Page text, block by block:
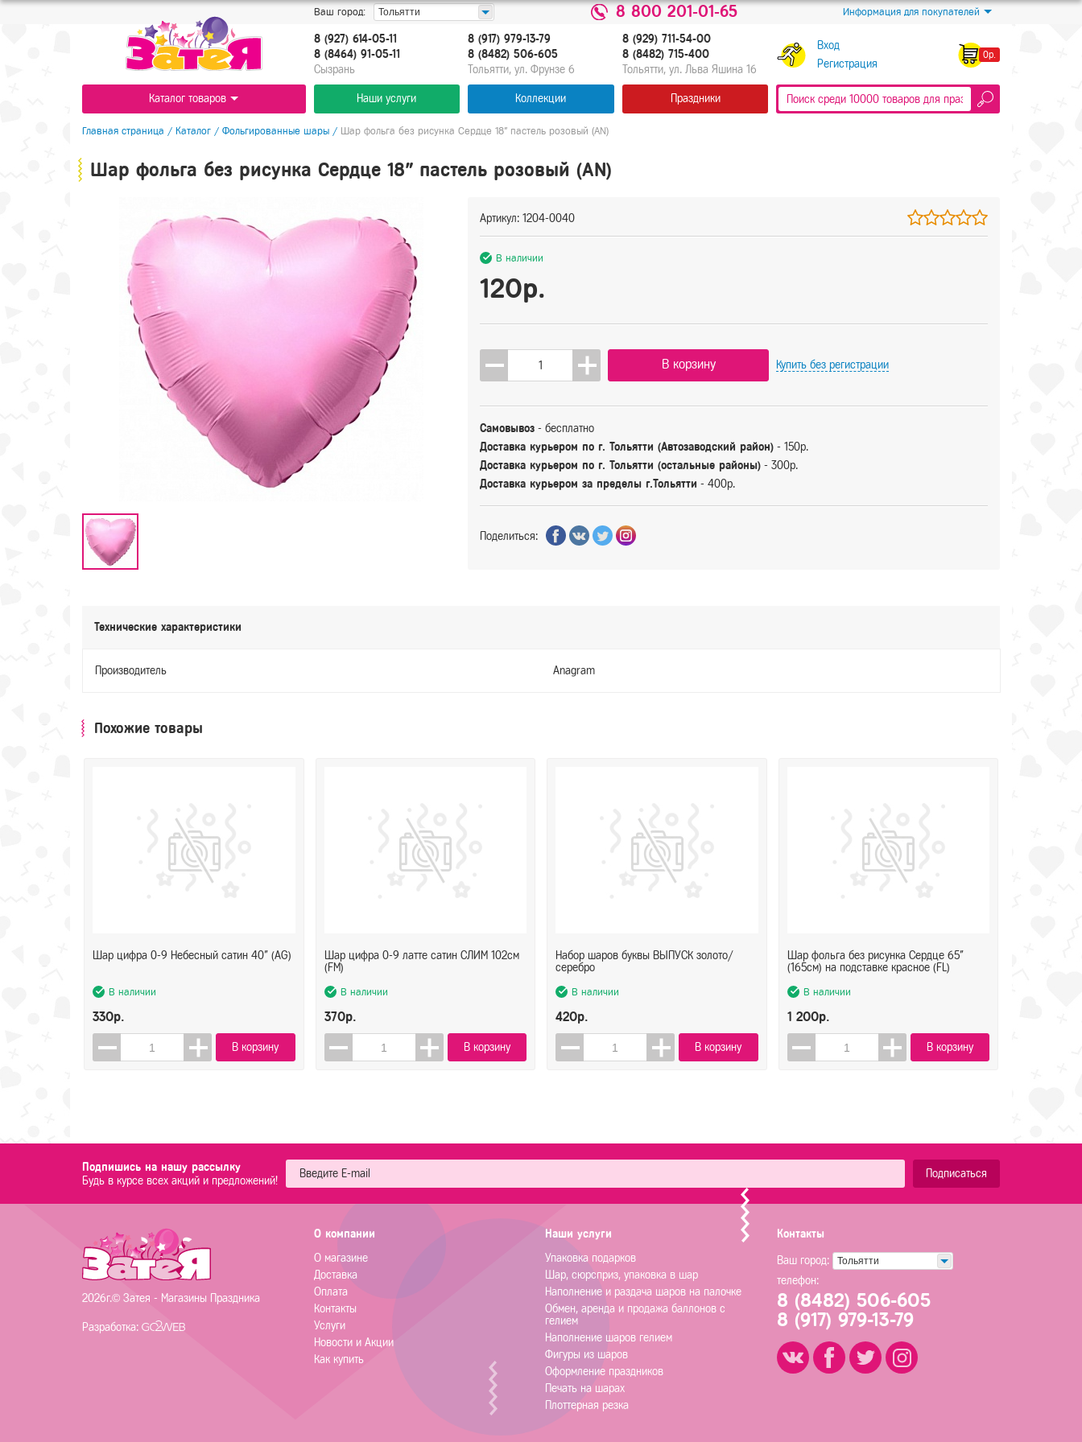
Ваш город: Тольятти 8 800 201-01-65 Информация для покупателей
8 (927) 614-05-11
8 (8464) 91-05-11
Cызрань
8 (917) 979-13-79
8 (8482) 506-605
Тольятти, ул. Фрунзе 6
8 (929) 711-54-00
8 (8482) 715-400
Тольятти, ул. Льва Яшина 16
Вход
Регистрация
0р.
Каталог товаров Наши услуги Коллекции Праздники
Главная страница / Каталог / Фольгированные шары / Шар фольга без рисунка Сердце 18" пастель розовый (AN)
Шар фольга без рисунка Сердце 18" пастель розовый (AN)
Артикул: 1204-0040
В наличии
120р.
В корзину Купить без регистрации
Самовывоз - бесплатно
Доставка курьером по г. Тольятти (Автозаводский район) - 150р.
Доставка курьером по г. Тольятти (остальные районы) - 300р.
Доставка курьером за пределы г.Тольятти - 400р.
Поделиться:
Технические характеристики
Производитель Anagram
Похожие товары
Шар цифра 0-9 Небесный сатин 40" (AG)
В наличии
330р.
В корзину
Шар цифра 0-9 латте сатин СЛИМ 102см
(FM)
В наличии
370р.
В корзину
Набор шаров буквы ВЫПУСК золото/
серебро
В наличии
420р.
В корзину
Шар фольга без рисунка Сердце 65"
(165см) на подставке красное (FL)
В наличии
1 200р.
В корзину
Подпишись на нашу рассылку
Будь в курсе всех акций и предложений!
Подписаться
Контакты
Ваш город: Тольятти
телефон:
8 (8482) 506-605
8 (917) 979-13-79
О компании
О магазине
Доставка
Оплата
Контакты
Услуги
Новости и Акции
Как купить
Наши услуги
Упаковка подарков
Шар, сюрсприз, упаковка в шар
Наполнение и раздача шаров на палочке
Обмен, аренда и продажа баллонов с
гелием
Наполнение шаров гелием
Фигуры из шаров
Оформление праздников
Печать на шарах
Плоттерная резка
2026г.© Затея - Магазины Праздника
Разработка: